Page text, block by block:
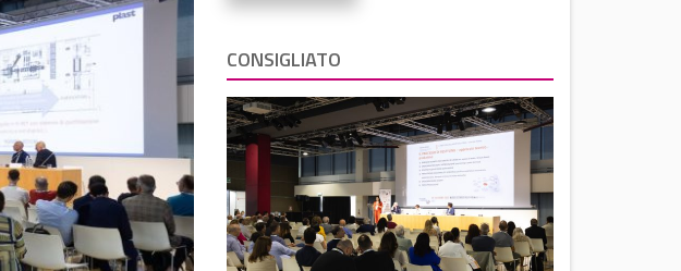
CONSIGLIATO